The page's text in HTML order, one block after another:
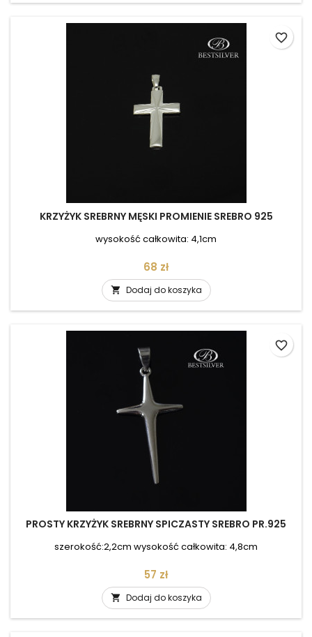
KRZYŻYK SREBRNY MĘSKI PROMIENIE SREBRO 925
wysokość całkowita: 4,1cm
Cena
68 zł
 Dodaj do koszyka
favorite_border
PROSTY KRZYŻYK SREBRNY SPICZASTY SREBRO PR.925
szerokość:2,2cm wysokość całkowita: 4,8cm
Cena
57 zł
 Dodaj do koszyka
favorite_border